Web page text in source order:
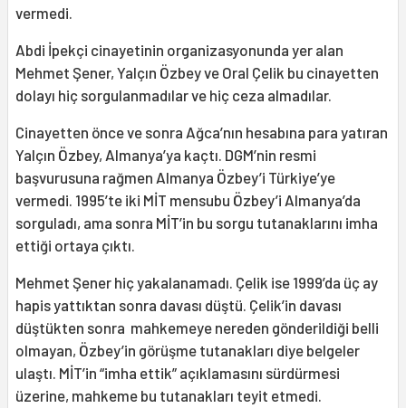
vermedi.
Abdi İpekçi cinayetinin organizasyonunda yer alan
Mehmet Şener, Yalçın Özbey ve Oral Çelik bu cinayetten
dolayı hiç sorgulanmadılar ve hiç ceza almadılar.
Cinayetten önce ve sonra Ağca’nın hesabına para yatıran
Yalçın Özbey, Almanya’ya kaçtı. DGM’nin resmi
başvurusuna rağmen Almanya Özbey’i Türkiye’ye
vermedi. 1995’te iki MİT mensubu Özbey’i Almanya’da
sorguladı, ama sonra MİT’in bu sorgu tutanaklarını imha
ettiği ortaya çıktı.
Mehmet Şener hiç yakalanamadı. Çelik ise 1999’da üç ay
hapis yattıktan sonra davası düştü. Çelik’in davası
düştükten sonra mahkemeye nereden gönderildiği belli
olmayan, Özbey’in görüşme tutanakları diye belgeler
ulaştı. MİT’in “imha ettik” açıklamasını sürdürmesi
üzerine, mahkeme bu tutanakları teyit etmedi.